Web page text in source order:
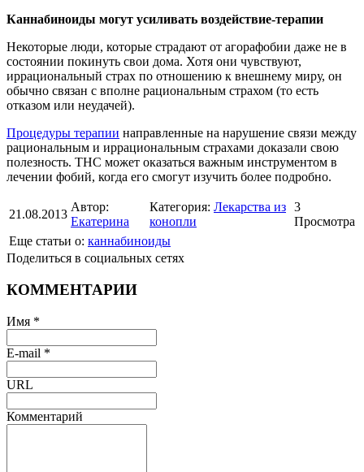
Каннабиноиды могут усиливать воздействие-терапии
Некоторые люди, которые страдают от агорафобии даже не в
состоянии покинуть свои дома. Хотя они чувствуют,
иррациональный страх по отношению к внешнему миру, он
обычно связан с вполне рациональным страхом (то есть
отказом или неудачей).
Процедуры терапии направленные на нарушение связи между
рациональным и иррациональным страхами доказали свою
полезность. THC может оказаться важным инструментом в
лечении фобий, когда его смогут изучить более подробно.
21.08.2013
Автор:
Екатерина
Категория: Лекарства из
конопли
3
Просмотра
Еще статьи о: каннабиноиды
Поделиться в социальных сетях
КОММЕНТАРИИ
Имя *
E-mail *
URL
Комментарий